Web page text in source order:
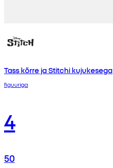
Tass kõrre ja Stitchi kujukesega
figuuriga
4
50